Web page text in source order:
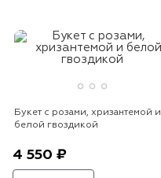
Букет с розами, хризантемой и
белой гвоздикой
4 550 ₽